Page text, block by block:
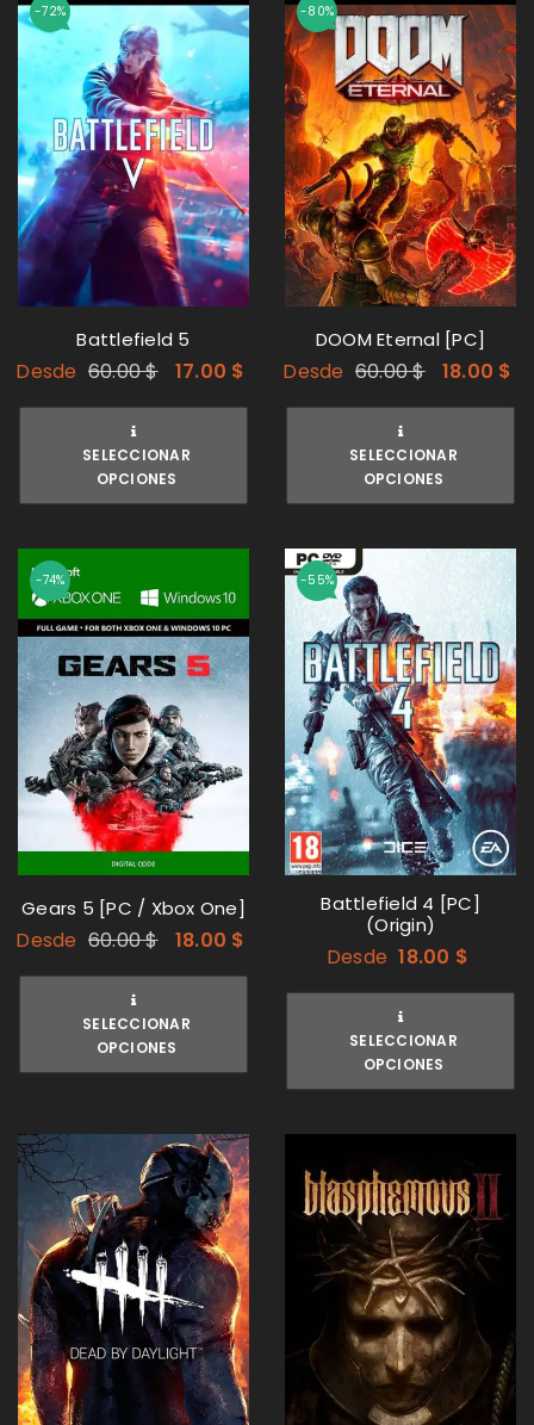
-72%
Battlefield 5
Desde 60.00$ 17.00 $
SELECCIONAR
OPCIONES
-80%
DOOM Eternal [PC]
Desde 60.00$ 18.00 $
SELECCIONAR
OPCIONES
-74%
Gears 5 [PC / Xbox One]
Desde 60.00$ 18.00 $
SELECCIONAR
OPCIONES
-55%
Battlefield 4 [PC]
(Origin)
Desde 18.00 $
SELECCIONAR
OPCIONES